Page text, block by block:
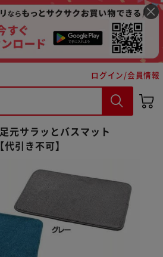
ログイン/会員情報
元サラッとバスマット
引き不可】
い